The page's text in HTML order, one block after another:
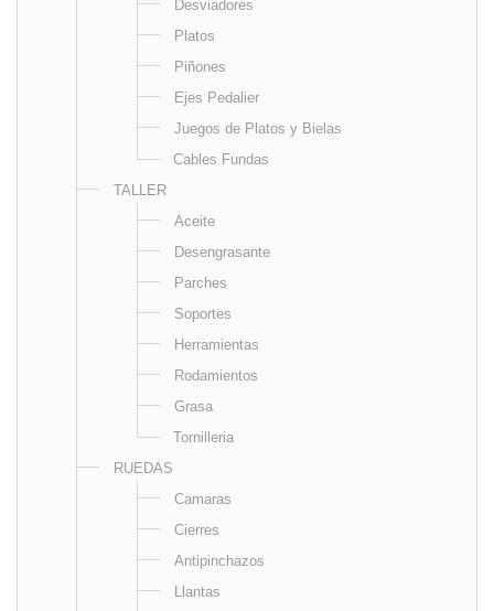
Desviadores
Platos
Piñones
Ejes Pedalier
Juegos de Platos y Bielas
Cables Fundas
TALLER
Aceite
Desengrasante
Parches
Soportes
Herramientas
Rodamientos
Grasa
Tornilleria
RUEDAS
Camaras
Cierres
Antipinchazos
Llantas